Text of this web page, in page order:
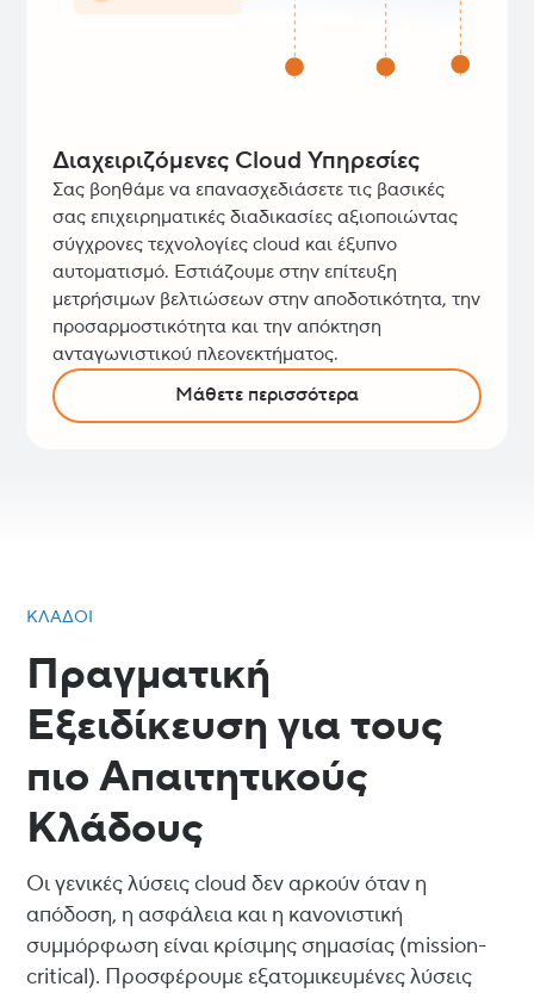
Διαχειριζόμενες Cloud Υπηρεσίες
Σας βοηθάμε να επανασχεδιάσετε τις βασικές
σας επιχειρηματικές διαδικασίες αξιοποιώντας
σύγχρονες τεχνολογίες cloud και έξυπνο
αυτοματισμό. Εστιάζουμε στην επίτευξη
μετρήσιμων βελτιώσεων στην αποδοτικότητα, την
προσαρμοστικότητα και την απόκτηση
ανταγωνιστικού πλεονεκτήματος.
Μάθετε περισσότερα
ΚΛΆΔΟΙ
Πραγματική
Εξειδίκευση για τους
πιο Απαιτητικούς
Κλάδους
Οι γενικές λύσεις cloud δεν αρκούν όταν η
απόδοση, η ασφάλεια και η κανονιστική
συμμόρφωση είναι κρίσιμης σημασίας (mission-
critical). Προσφέρουμε εξατομικευμένες λύσεις